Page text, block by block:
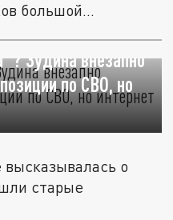
большой...
Зудина внезапно
по СВО, но
высказывалась о
старые